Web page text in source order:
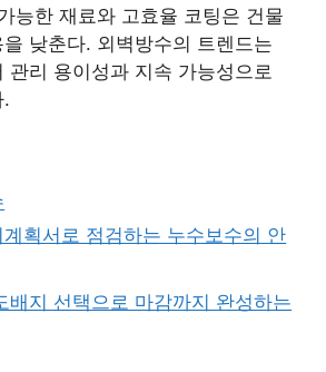
능한 재료와 고효율 코팅은 건물
낮춘다. 외벽방수의 트렌드는
관리 용이성과 지속 가능성으로
.
획서로 점검하는 누수보수의 안
배지 선택으로 마감까지 완성하는